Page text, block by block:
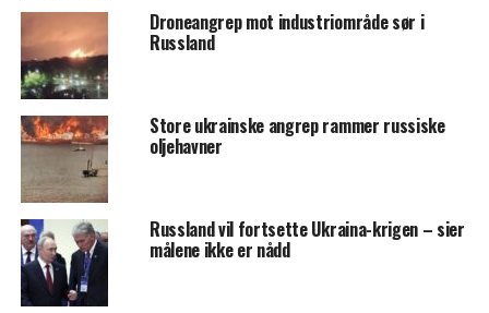
Droneangrep mot industriområde sør i
Russland
Store ukrainske angrep rammer russiske
oljehavner
Russland vil fortsette Ukraina-krigen – sier
målene ikke er nådd